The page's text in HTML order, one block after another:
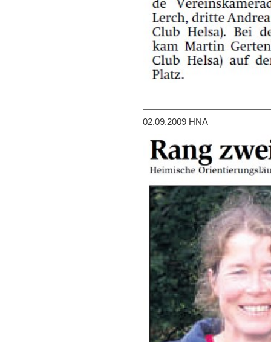
02.09.2009 HNA